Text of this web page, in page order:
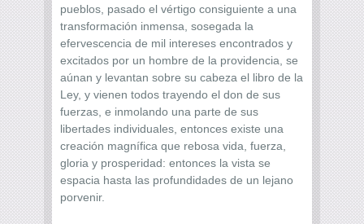
pueblos, pasado el vértigo consiguiente a una
transformación inmensa, sosegada la
efervescencia de mil intereses encontrados y
excitados por un hombre de la providencia, se
aúnan y levantan sobre su cabeza el libro de la
Ley, y vienen todos trayendo el don de sus
fuerzas, e inmolando una parte de sus
libertades individuales, entonces existe una
creación magnífica que rebosa vida, fuerza,
gloria y prosperidad: entonces la vista se
espacia hasta las profundidades de un lejano
porvenir.